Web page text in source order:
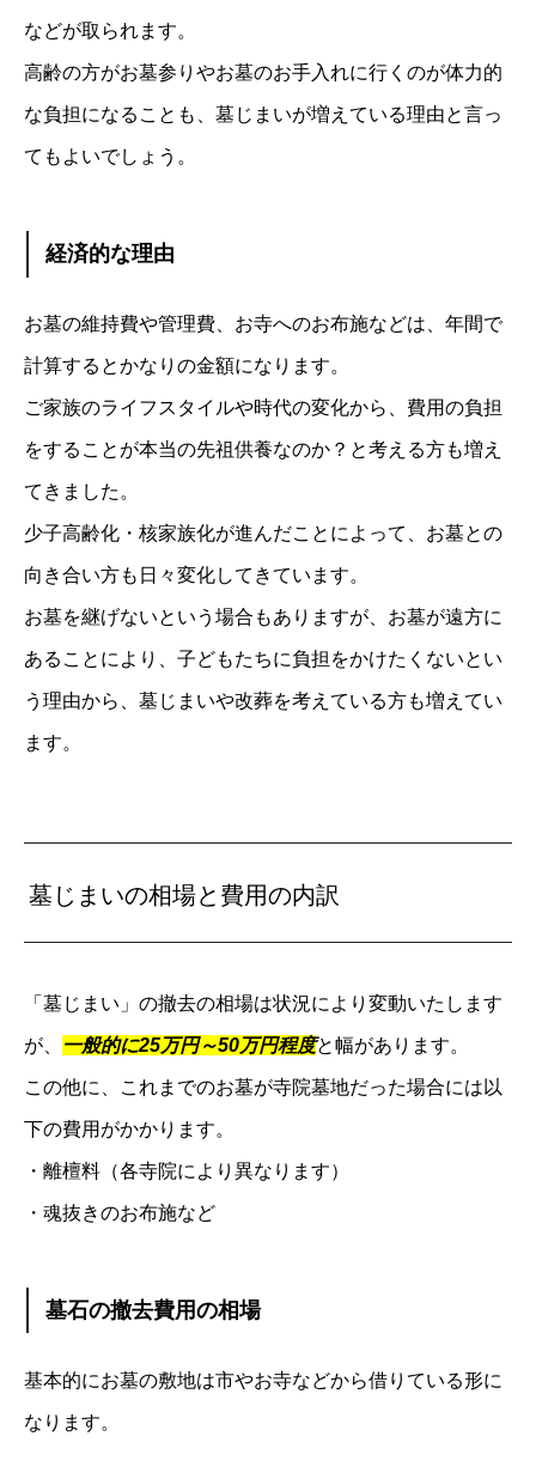
などが取られます。
高齢の方がお墓参りやお墓のお手入れに行くのが体力的
な負担になることも、墓じまいが増えている理由と言っ
てもよいでしょう。
経済的な理由
お墓の維持費や管理費、お寺へのお布施などは、年間で
計算するとかなりの金額になります。
ご家族のライフスタイルや時代の変化から、費用の負担
をすることが本当の先祖供養なのか？と考える方も増え
てきました。
少子高齢化・核家族化が進んだことによって、お墓との
向き合い方も日々変化してきています。
お墓を継げないという場合もありますが、お墓が遠方に
あることにより、子どもたちに負担をかけたくないとい
う理由から、墓じまいや改葬を考えている方も増えてい
ます。
墓じまいの相場と費用の内訳
「墓じまい」の撤去の相場は状況により変動いたします
が、 一般的に25万円～50万円程度と幅があります。
この他に、これまでのお墓が寺院墓地だった場合には以
下の費用がかかります。
・離檀料（各寺院により異なります）
・魂抜きのお布施など
墓石の撤去費用の相場
基本的にお墓の敷地は市やお寺などから借りている形に
なります。